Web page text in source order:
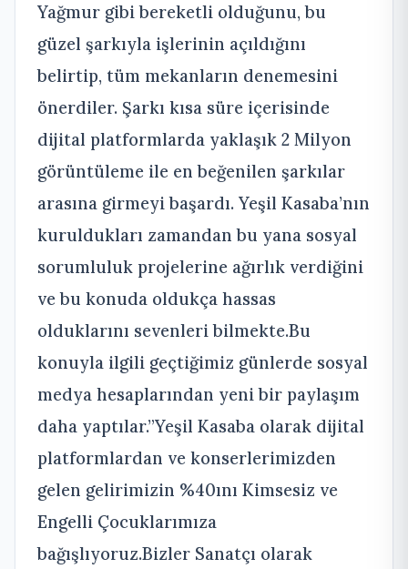
Yağmur gibi bereketli olduğunu, bu
güzel şarkıyla işlerinin açıldığını
belirtip, tüm mekanların denemesini
önerdiler. Şarkı kısa süre içerisinde
dijital platformlarda yaklaşık 2 Milyon
görüntüleme ile en beğenilen şarkılar
arasına girmeyi başardı. Yeşil Kasaba’nın
kuruldukları zamandan bu yana sosyal
sorumluluk projelerine ağırlık verdiğini
ve bu konuda oldukça hassas
olduklarını sevenleri bilmekte.Bu
konuyla ilgili geçtiğimiz günlerde sosyal
medya hesaplarından yeni bir paylaşım
daha yaptılar.”Yeşil Kasaba olarak dijital
platformlardan ve konserlerimizden
gelen gelirimizin %40ını Kimsesiz ve
Engelli Çocuklarımıza
bağışlıyoruz.Bizler Sanatçı olarak